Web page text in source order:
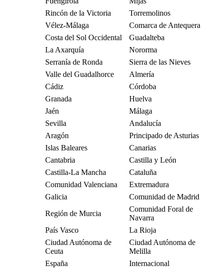
Rincón de la Victoria
Torremolinos
Vélez-Málaga
Comarca de Antequera
Costa del Sol Occidental
Guadalteba
La Axarquía
Nororma
Serranía de Ronda
Sierra de las Nieves
Valle del Guadalhorce
Almería
Cádiz
Córdoba
Granada
Huelva
Jaén
Málaga
Sevilla
Andalucía
Aragón
Principado de Asturias
Islas Baleares
Canarias
Cantabria
Castilla y León
Castilla-La Mancha
Cataluña
Comunidad Valenciana
Extremadura
Galicia
Comunidad de Madrid
Región de Murcia
Comunidad Foral de
Navarra
País Vasco
La Rioja
Ciudad Autónoma de
Ceuta
Ciudad Autónoma de
Melilla
España
Internacional